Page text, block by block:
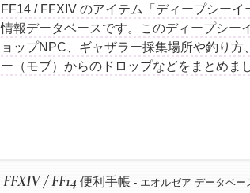
FF14 / FFXIV のアイテム「ディープシー
情報データベースです。このディープシー
ョップNPC、ギャザラー採集場所や釣り
ー（モブ）からのドロップなどをまとめま
FFXIV / FF14 便利手帳 - エオルゼア データベー